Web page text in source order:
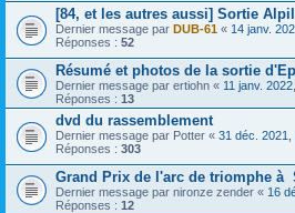
[84, et les autres aussi] Sortie
Dernier message par DUB-61 « 14 janv.
Réponses : 52
Résumé et photos de la sortie
Dernier message par ertiohn « 11 janv.
Réponses : 13
dvd du rassemblement
Dernier message par Potter « 31 déc. 2021,
Réponses : 303
Grand Prix de l'arc de triomphe à
Dernier message par nironze zender « 16
Réponses : 12